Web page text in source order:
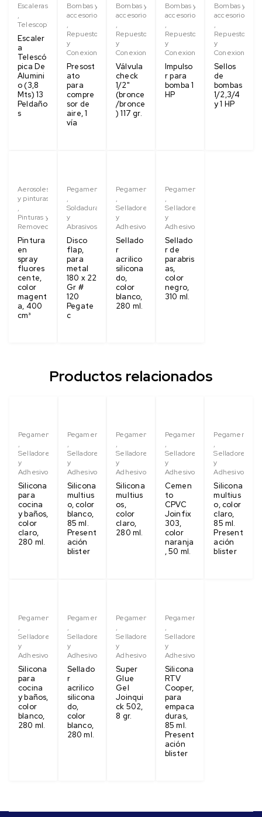
Escaleras
,
Telescopica
Escaler
a
Telescó
pica De
Alumini
o (3,8
Mts) 13
Peldaño
s
Bombas y
accesorios
,
Repuestos
y
Conexiones
Presost
ato
para
compre
sor de
aire, 1
vía
Bombas y
accesorios
,
Repuestos
y
Conexiones
Válvula
check
1/2"
(bronce
/bronce
) 117 gr.
Bombas y
accesorios
,
Repuestos
y
Conexiones
Impulso
r para
bomba 1
HP
Bombas y
accesorios
,
Repuestos
y
Conexiones
Sellos
de
bombas
1/2,3/4
y 1 HP
Aerosoles
y pinturas
,
Pinturas y
Removedores
Pintura
en
spray
fluores
cente,
color
magent
a, 400
cm³
Pegamentos
,
Soldaduras
y
Abrasivos
Disco
flap,
para
metal
180 x 22
Gr #
120
Pegate
c
Pegamentos
,
Selladores
y
Adhesivos
Sellado
r
acrilico
silicona
do,
color
blanco,
280 ml.
Pegamentos
,
Selladores
y
Adhesivos
Sellado
r de
parabris
as,
color
negro,
310 ml.
Productos relacionados
Pegamentos
,
Selladores
y
Adhesivos
Silicona
para
cocina
y baños,
color
claro,
280 ml.
Pegamentos
,
Selladores
y
Adhesivos
Silicona
multius
o, color
blanco,
85 ml.
Present
ación
blister
Pegamentos
,
Selladores
y
Adhesivos
Silicona
multius
os,
color
claro,
280 ml.
Pegamentos
,
Selladores
y
Adhesivos
Cemen
to
CPVC
Joinfix
303,
color
naranja
, 50 ml.
Pegamentos
,
Selladores
y
Adhesivos
Silicona
multius
o, color
claro,
85 ml.
Present
ación
blister
Pegamentos
,
Selladores
y
Adhesivos
Silicona
para
cocina
y baños,
color
blanco,
280 ml.
Pegamentos
,
Selladores
y
Adhesivos
Sellado
r
acrilico
silicona
do,
color
blanco,
280 ml.
Pegamentos
,
Selladores
y
Adhesivos
Super
Glue
Gel
Joinqui
ck 502,
8 gr.
Pegamentos
,
Selladores
y
Adhesivos
Silicona
RTV
Cooper,
para
empaca
duras,
85 ml.
Present
ación
blister